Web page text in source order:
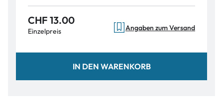
CHF 13.00
Einzelpreis Angaben zum Versand
IN DEN WARENKORB